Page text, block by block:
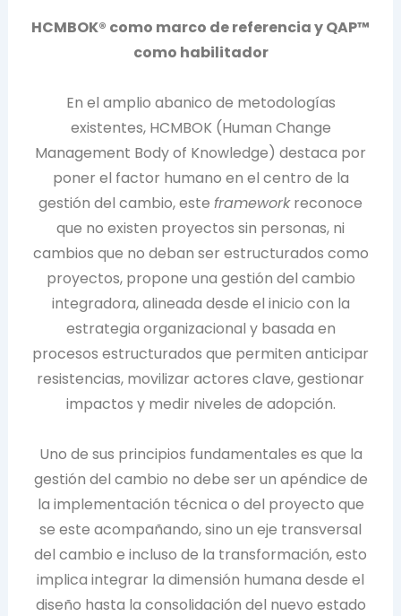
HCMBOK® como marco de referencia y QAP™
como habilitador
En el amplio abanico de metodologías
existentes, HCMBOK (Human Change
Management Body of Knowledge) destaca por
poner el factor humano en el centro de la
gestión del cambio, este frameworkreconoce
que no existen proyectos sin personas, ni
cambios que no deban ser estructurados como
proyectos, propone una gestión del cambio
integradora, alineada desde el inicio con la
estrategia organizacional y basada en
procesos estructurados que permiten anticipar
resistencias, movilizar actores clave, gestionar
impactos y medir niveles de adopción.
Uno de sus principios fundamentales es que la
gestión del cambio no debe ser un apéndice de
la implementación técnica o del proyecto que
se este acompañando, sino un eje transversal
del cambio e incluso de la transformación, esto
implica integrar la dimensión humana desde el
diseño hasta la consolidación del nuevo estado